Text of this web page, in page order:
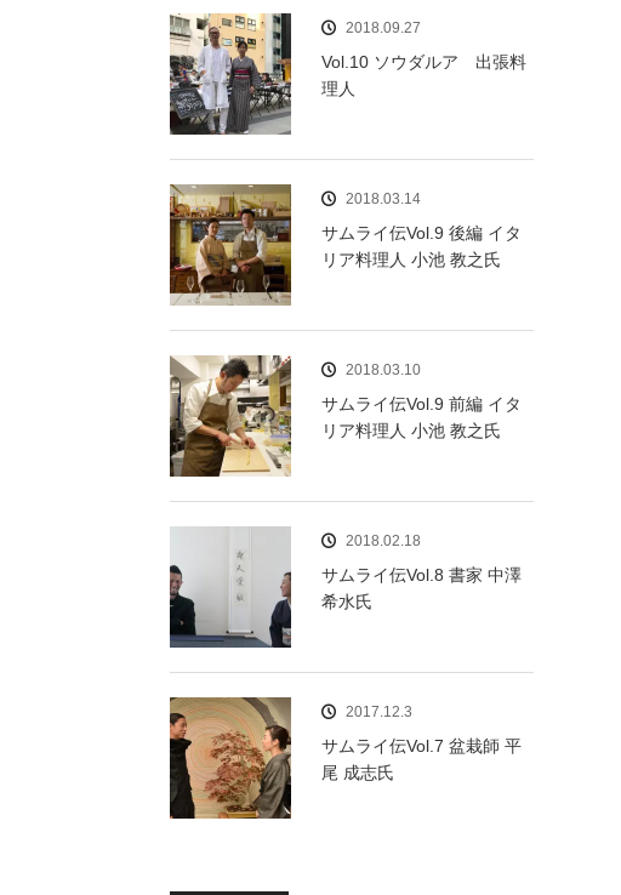
2018.09.27
Vol.10 ソウダルア 出張料
理人
2018.03.14
サムライ伝Vol.9 後編 イタ
リア料理人 小池 教之氏
2018.03.10
サムライ伝Vol.9 前編 イタ
リア料理人 小池 教之氏
2018.02.18
サムライ伝Vol.8 書家 中澤
希水氏
2017.12.3
サムライ伝Vol.7 盆栽師 平
尾 成志氏